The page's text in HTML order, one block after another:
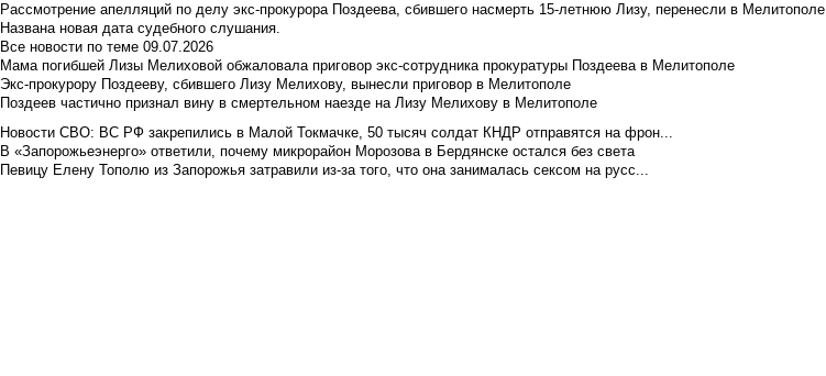
Рассмотрение апелляций по делу экс-прокурора Поздеева, сбившего насмерть 15-летнюю Лизу, перенесли в Мелитополе
Названа новая дата судебного слушания.
Все новости по теме 09.07.2026
Мама погибшей Лизы Мелиховой обжаловала приговор экс-сотрудника прокуратуры Поздеева в Мелитополе
Экс-прокурору Поздееву, сбившего Лизу Мелихову, вынесли приговор в Мелитополе
Поздеев частично признал вину в смертельном наезде на Лизу Мелихову в Мелитополе
Новости СВО: ВС РФ закрепились в Малой Токмачке, 50 тысяч солдат КНДР отправятся на фрон...
В «Запорожьеэнерго» ответили, почему микрорайон Морозова в Бердянске остался без света
Певицу Елену Тополю из Запорожья затравили из-за того, что она занималась сексом на русс...